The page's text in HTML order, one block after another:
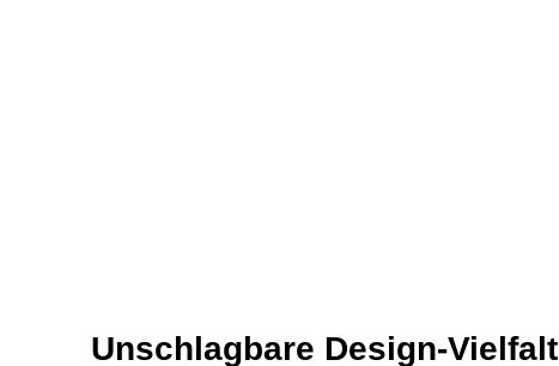
Unschlagbare Design-Vielfalt